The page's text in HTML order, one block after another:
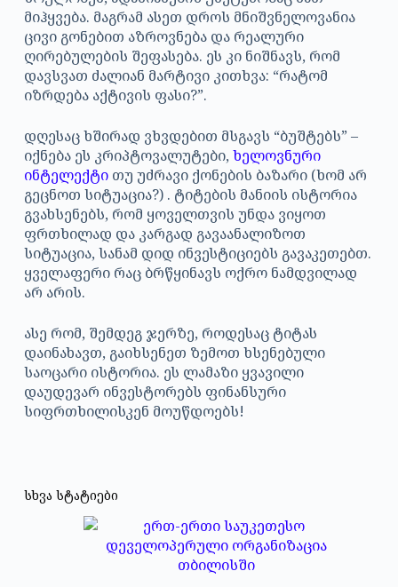
მიჰყვება. მაგრამ ასეთ დროს მნიშვნელოვანია
ცივი გონებით აზროვნება და რეალური
ღირებულების შეფასება. ეს კი ნიშნავს, რომ
დავსვათ ძალიან მარტივი კითხვა: “რატომ
იზრდება აქტივის ფასი?”.
დღესაც ხშირად ვხვდებით მსგავს “ბუშტებს” –
იქნება ეს კრიპტოვალუტები, ხელოვნური
ინტელექტითუ უძრავი ქონების ბაზარი (ხომ არ
გეცნოთ სიტუაცია?) . ტიტების მანიის ისტორია
გვახსენებს, რომ ყოველთვის უნდა ვიყოთ
ფრთხილად და კარგად გავაანალიზოთ
სიტუაცია, სანამ დიდ ინვესტიციებს გავაკეთებთ.
ყველაფერი რაც ბრწყინავს ოქრო ნამდვილად
არ არის.
ასე რომ, შემდეგ ჯერზე, როდესაც ტიტას
დაინახავთ, გაიხსენეთ ზემოთ ხსენებული
საოცარი ისტორია. ეს ლამაზი ყვავილი
დაუდევარ ინვესტორებს ფინანსური
სიფრთხილისკენ მოუწდოებს!
სხვა სტატიები